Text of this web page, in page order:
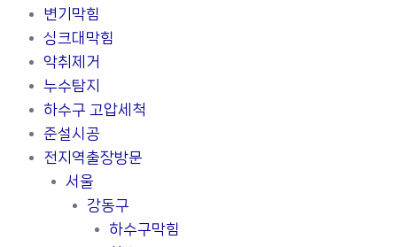
변기막힘
싱크대막힘
악취제거
누수탐지
하수구 고압세척
준설시공
전지역출장방문
서울
강동구
하수구막힘